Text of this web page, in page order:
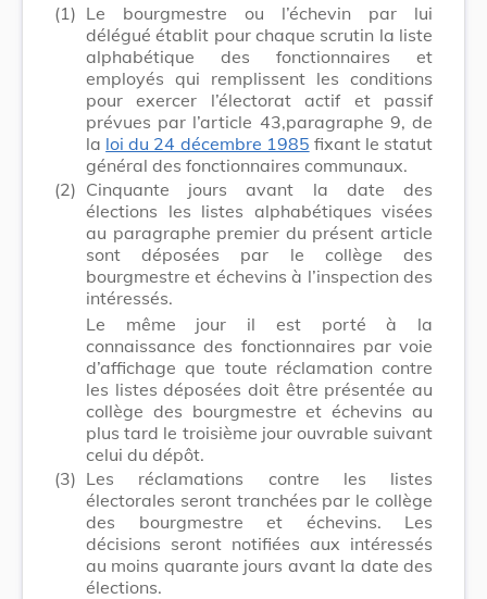
(1) Le bourgmestre ou l’échevin par lui
délégué établit pour chaque scrutin la liste
alphabétique des fonctionnaires et
employés qui remplissent les conditions
pour exercer l’électorat actif et passif
prévues par l’article 43,paragraphe 9, de
la loi du 24 décembre 1985 fixant le statut
général des fonctionnaires communaux.
(2) Cinquante jours avant la date des
élections les listes alphabétiques visées
au paragraphe premier du présent article
sont déposées par le collège des
bourgmestre et échevins à l’inspection des
intéressés.
Le même jour il est porté à la
connaissance des fonctionnaires par voie
d’affichage que toute réclamation contre
les listes déposées doit être présentée au
collège des bourgmestre et échevins au
plus tard le troisième jour ouvrable suivant
celui du dépôt.
(3) Les réclamations contre les listes
électorales seront tranchées par le collège
des bourgmestre et échevins. Les
décisions seront notifiées aux intéressés
au moins quarante jours avant la date des
élections.